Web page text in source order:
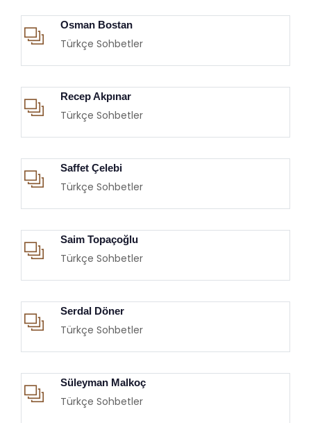
Osman Bostan
Türkçe Sohbetler
Recep Akpınar
Türkçe Sohbetler
Saffet Çelebi
Türkçe Sohbetler
Saim Topaçoğlu
Türkçe Sohbetler
Serdal Döner
Türkçe Sohbetler
Süleyman Malkoç
Türkçe Sohbetler